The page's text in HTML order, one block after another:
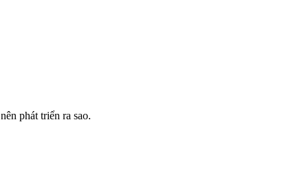
phát triển ra sao.